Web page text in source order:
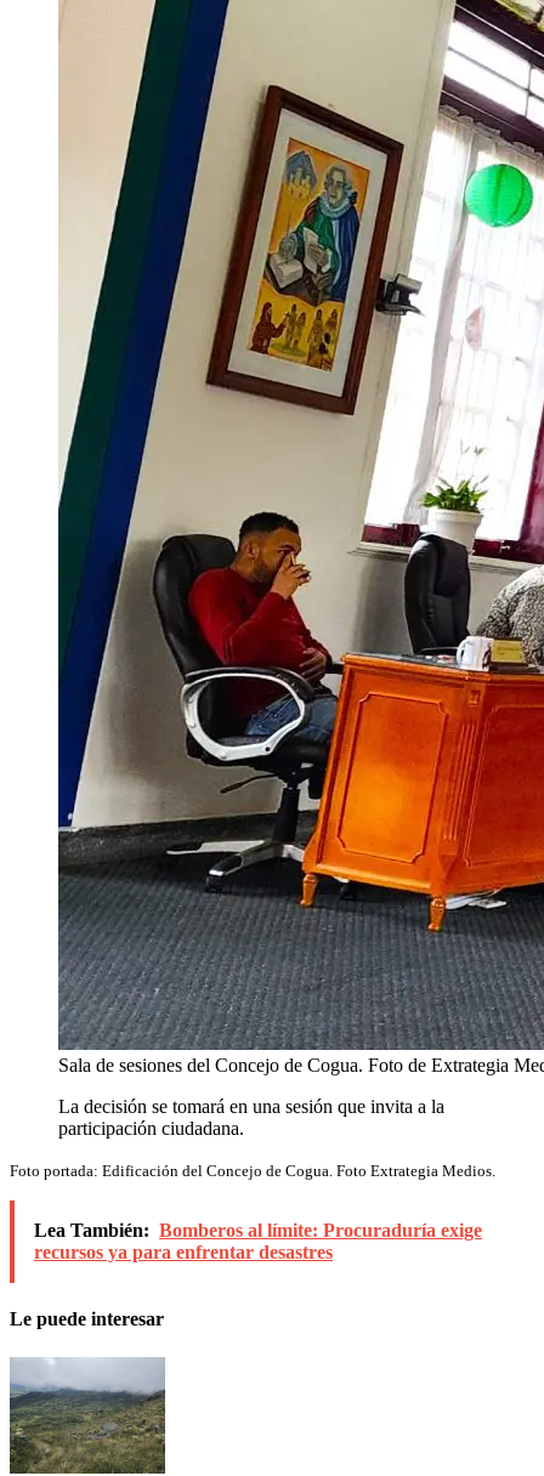
Sala de sesiones del Concejo de Cogua. Foto de Extrategia
La decisión se tomará en una sesión que invita a la
participación ciudadana.
Foto portada: Edificación del Concejo de Cogua. Foto Extrategia Medios.
Lea También: Bomberos al límite: Procuraduría exige
recursos ya para enfrentar desastres
Le puede interesar